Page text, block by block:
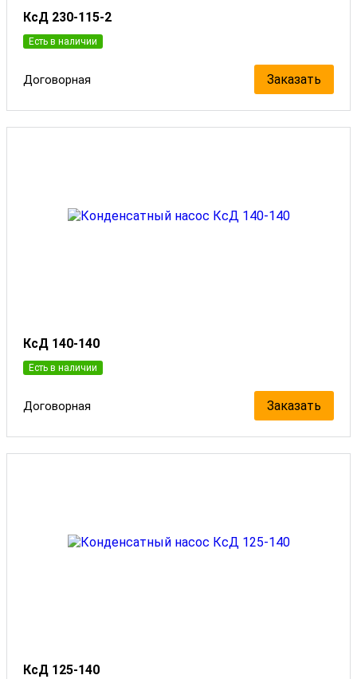
КсД 230-115-2
Есть в наличии
Договорная Заказать
КсД 140-140
Есть в наличии
Договорная Заказать
КсД 125-140